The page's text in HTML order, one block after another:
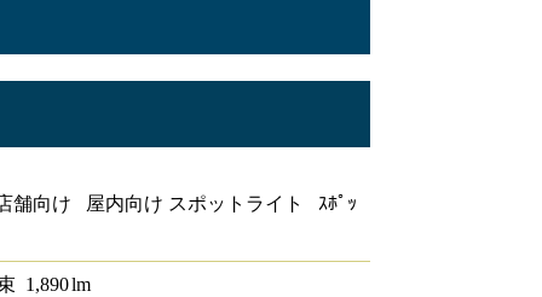
舗向け 屋内向け スポットライト ｽﾎﾟｯ
1,890lm